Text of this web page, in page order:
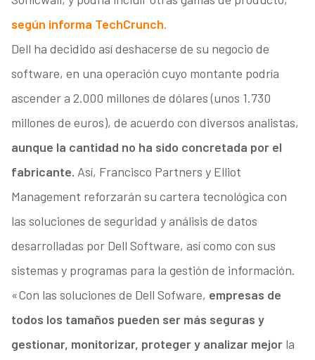
según informa TechCrunch.
Dell ha decidido así deshacerse de su negocio de
software, en una operación cuyo montante podría
ascender a 2.000 millones de dólares (unos 1.730
millones de euros), de acuerdo con diversos analistas,
aunque la cantidad no ha sido concretada por el
fabricante. Así, Francisco Partners y Elliot
Management reforzarán su cartera tecnológica con
las soluciones de seguridad y análisis de datos
desarrolladas por Dell Software, así como con sus
sistemas y programas para la gestión de información.
«Con las soluciones de Dell Sofware, empresas de
todos los tamaños pueden ser más seguras y
gestionar, monitorizar, proteger y analizar mejor la